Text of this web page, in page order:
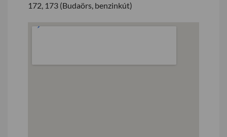
172, 173 (Budaörs, benzinkút)